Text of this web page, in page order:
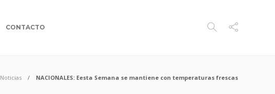
CONTACTO
Noticias NACIONALES: Eesta Semana se mantiene con temperaturas frescas